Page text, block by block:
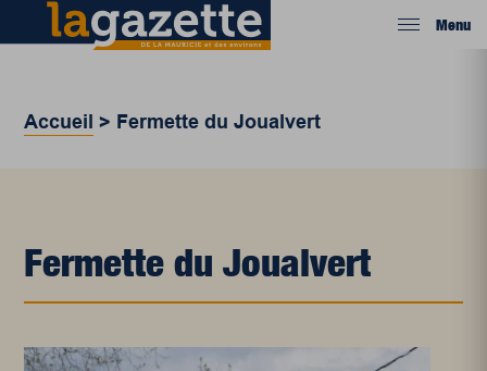
Menu
Accueil > Fermette du Joualvert
Fermette du Joualvert